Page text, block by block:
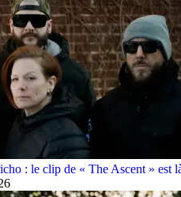
: le clip de « The Ascent » est